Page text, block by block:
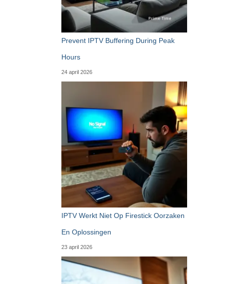
Prevent IPTV Buffering During Peak
Hours
24 april 2026
IPTV Werkt Niet Op Firestick Oorzaken
En Oplossingen
23 april 2026